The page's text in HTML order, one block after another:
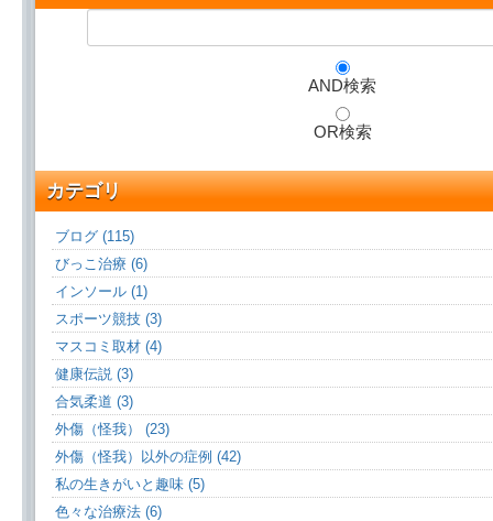
AND検索
OR検索
カテゴリ
ブログ (115)
びっこ治療 (6)
インソール (1)
スポーツ競技 (3)
マスコミ取材 (4)
健康伝説 (3)
合気柔道 (3)
外傷（怪我） (23)
外傷（怪我）以外の症例 (42)
私の生きがいと趣味 (5)
色々な治療法 (6)